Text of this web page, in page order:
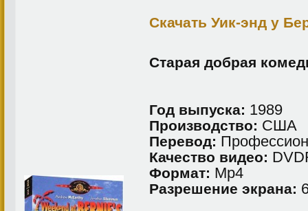
Скачать Уик-энд у
Старая добрая
Год выпуска: 1989
Производство: США
Перевод:
Качество видео:
Формат: Мр4
Разрешение экрана: